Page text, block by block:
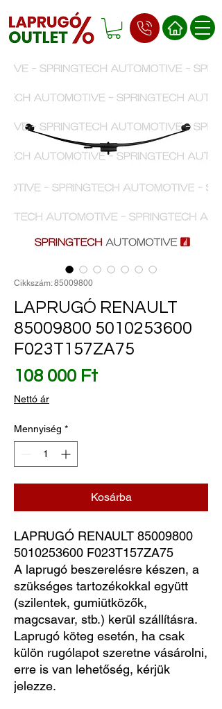
Cikkszám: 85009800
LAPRUGÓ RENAULT
85009800 5010253600
F023T157ZA75
108 000 FtÁr
Nettó ár
Mennyiség *
Kosárba
LAPRUGÓ RENAULT 85009800
5010253600 F023T157ZA75
A laprugó beszerelésre készen, a
szükséges tartozékokkal együtt
(szilentek, gumiütközők,
magcsavar, stb.) kerül szállításra.
Laprugó köteg esetén, ha csak
külön rugólapot szeretne vásárolni,
erre is van lehetőség, kérjük
jelezze.